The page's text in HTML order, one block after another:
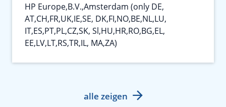
HP Europe,B.V.,Amsterdam (only DE,
AT,CH,FR,UK,IE,SE, DK,FI,NO,BE,NL,LU,
IT,ES,PT,PL,CZ,SK, Sl,HU,HR,RO,BG,EL,
EE,LV,LT,RS,TR,IL, MA,ZA)
alle zeigen